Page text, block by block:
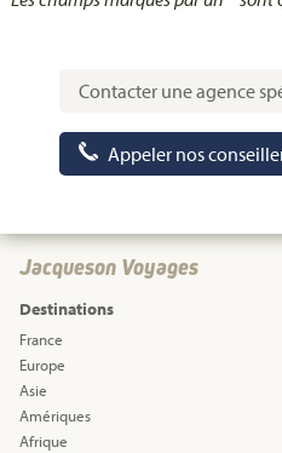
Contacter une agence
Appeler nos
Jacqueson Voyages
Destinations
France
Europe
Asie
Amériques
Afrique